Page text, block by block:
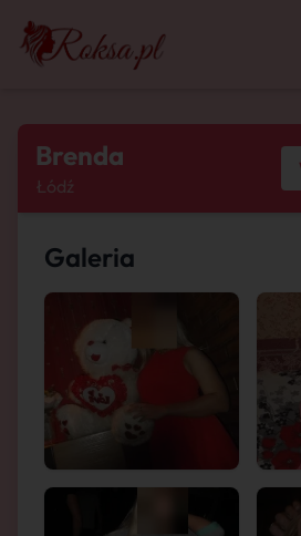
Brenda
Łódź
Galeria